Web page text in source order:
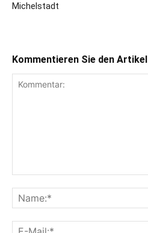
Michelstadt
Kommentieren Sie den Artikel